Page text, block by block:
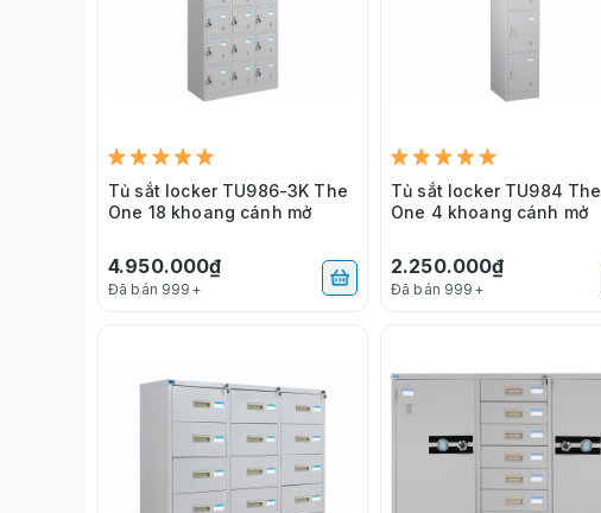
Tủ sắt locker TU986-3K The
One 18 khoang cánh mở
4.950.000₫
Đã bán 999+
Tủ sắt locker TU984 The
One 4 khoang cánh mở
2.250.000₫
Đã bán 999+